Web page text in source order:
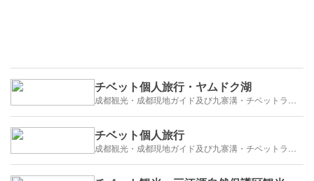
チベット個人旅行・ヤムドク湖
チベット個人旅行